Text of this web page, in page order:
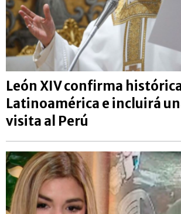
León XIV confirma
Latinoamérica e incluirá
visita al Perú